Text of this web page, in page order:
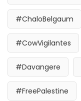
#ChaloBelgaum
#CowVigilantes
#Davangere
#FreePalestine